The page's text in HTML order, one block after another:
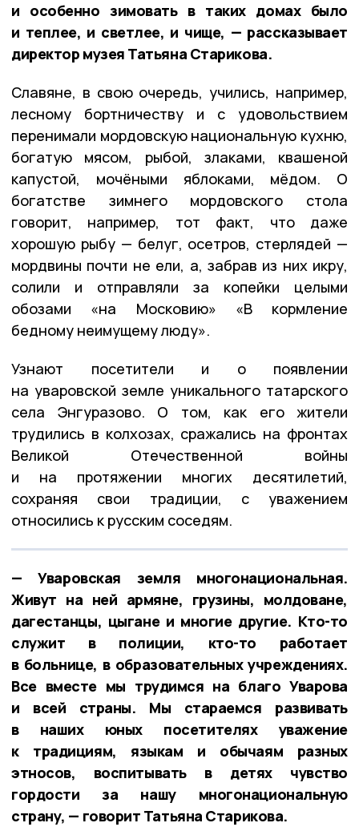
и особенно зимовать в таких домах было
и теплее, и светлее, и чище, — рассказывает
директор музея Татьяна Старикова.
Славяне, в свою очередь, учились, например,
лесному бортничеству и с удовольствием
перенимали мордовскую национальную кухню,
богатую мясом, рыбой, злаками, квашеной
капустой, мочёными яблоками, мёдом. О
богатстве зимнего мордовского стола
говорит, например, тот факт, что даже
хорошую рыбу — белуг, осетров, стерлядей —
мордвины почти не ели, а, забрав из них икру,
солили и отправляли за копейки целыми
обозами «на Московию» «В кормление
бедному неимущему люду».
Узнают посетители и о появлении
на уваровской земле уникального татарского
села Энгуразово. О том, как его жители
трудились в колхозах, сражались на фронтах
Великой Отечественной войны
и на протяжении многих десятилетий,
сохраняя свои традиции, с уважением
относились к русским соседям.
— Уваровская земля многонациональная.
Живут на ней армяне, грузины, молдоване,
дагестанцы, цыгане и многие другие. Кто-то
служит в полиции, кто-то работает
в больнице, в образовательных учреждениях.
Все вместе мы трудимся на благо Уварова
и всей страны. Мы стараемся развивать
в наших юных посетителях уважение
к традициям, языкам и обычаям разных
этносов, воспитывать в детях чувство
гордости за нашу многонациональную
страну, — говорит Татьяна Старикова.